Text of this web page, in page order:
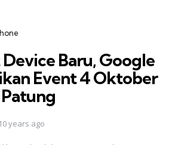
Baru, Google
Event 4 Oktober
10 years ago